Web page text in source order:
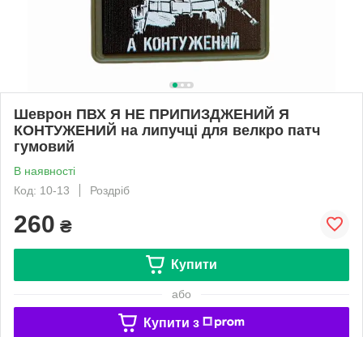
Шеврон ПВХ Я НЕ ПРИПИЗДЖЕНИЙ Я
КОНТУЖЕНИЙ на липучці для велкро патч
гумовий
В наявності
Код: 10-13
Роздріб
260 ₴
Купити
або
Купити з